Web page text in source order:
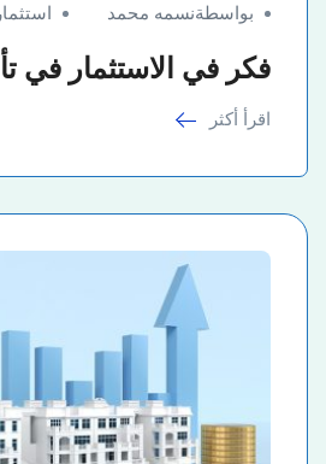
بواسطةنسمه محمد
فكر في الاستثمار في
اقرأ أكثر